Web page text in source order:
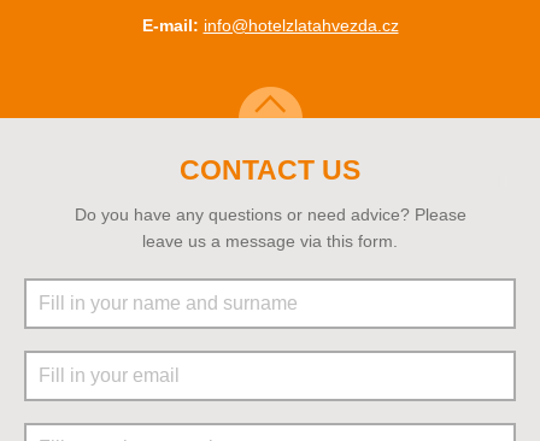
E-mail: info@hotelzlatahvezda.cz
CONTACT US
Do you have any questions or need advice? Please
leave us a message via this form.